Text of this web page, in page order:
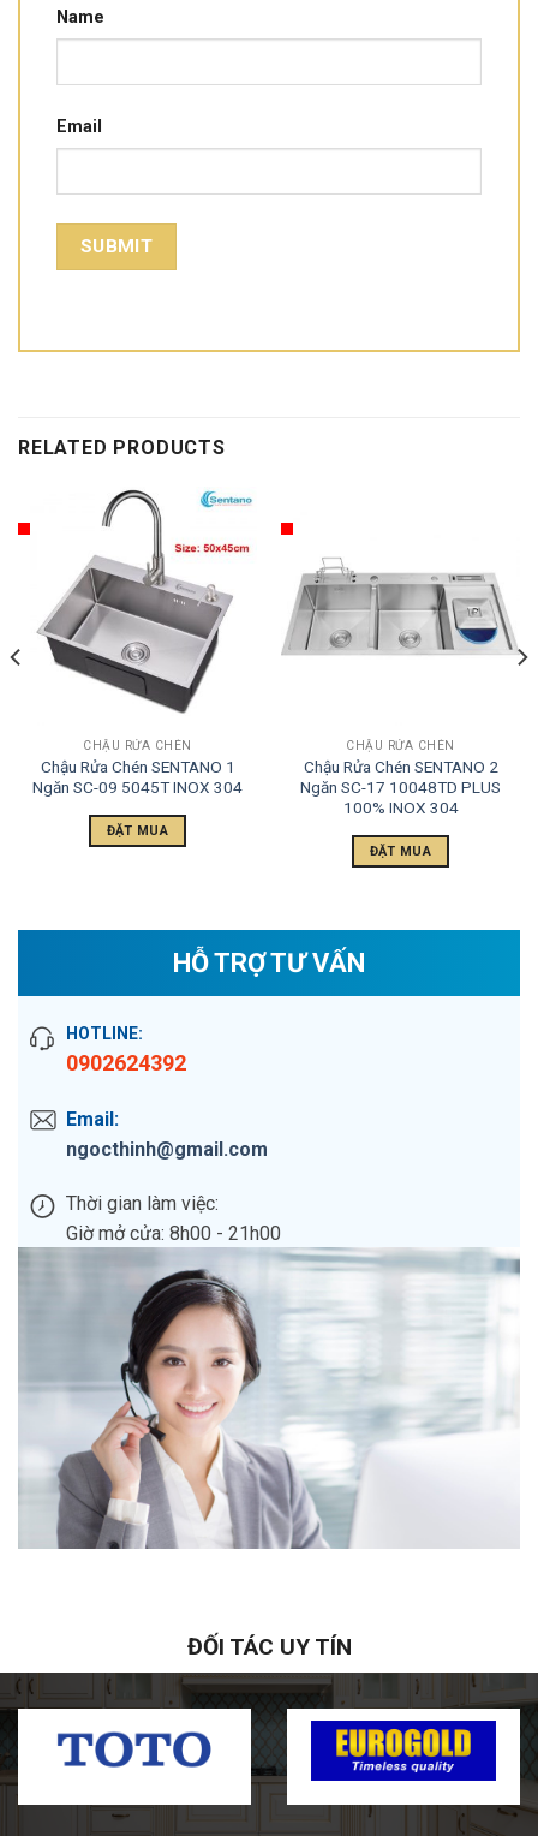
Name
Email
RELATED PRODUCTS
CHẬU RỬA CHÉN
Chậu Rửa Chén SENTANO 1
Ngăn SC-09 5045T INOX 304
ĐẶT MUA
CHẬU RỬA CHÉN
Chậu Rửa Chén SENTANO 2
Ngăn SC-17 10048TD PLUS
100% INOX 304
ĐẶT MUA
HỖ TRỢ TƯ VẤN
HOTLINE:
0902624392
Email:
ngocthinh@gmail.com
Thời gian làm việc:
Giờ mở cửa: 8h00 - 21h00
ĐỐI TÁC UY TÍN